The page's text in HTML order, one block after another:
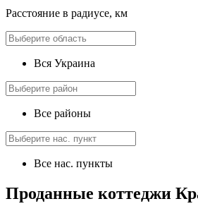
Расстояние в радиусе, км
Вся Украина
Все районы
Все нас. пункты
Проданные коттеджи